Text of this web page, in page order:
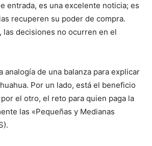
entrada, es una excelente noticia; es
recuperen su poder de compra.
las decisiones no ocurren en el
analogía de una balanza para explicar
Por un lado, está el beneficio
el otro, el reto para quien paga la
las «Pequeñas y Medianas